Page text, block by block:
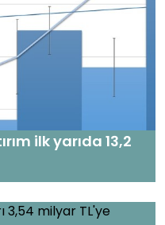
ilk yarıda 13,2